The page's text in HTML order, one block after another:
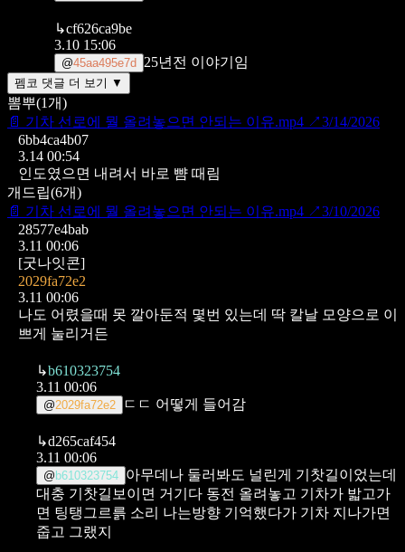
↳cf626ca9be
3.10 15:06
@45aa495e7d 25년전 이야기임
펨코 댓글 더 보기 ▼
뽐뿌(1개)
📄 기차 선로에 뭘 올려놓으면 안되는 이유.mp4 ↗3/14/2026
6bb4ca4b07
3.14 00:54
인도였으면 내려서 바로 뺨 때림
개드립(6개)
📄 기차 선로에 뭘 올려놓으면 안되는 이유.mp4 ↗3/10/2026
28577e4bab
3.11 00:06
[굿나잇콘]
2029fa72e2
3.11 00:06
나도 어렸을때 못 깔아둔적 몇번 있는데 딱 칼날 모양으로 이
쁘게 눌리거든
↳b610323754
3.11 00:06
@2029fa72e2 ㄷㄷ 어떻게 들어감
↳d265caf454
3.11 00:06
@ b610323754 아무데나 둘러봐도 널린게 기찻길이었는데
대충 기찻길보이면 거기다 동전 올려놓고 기차가 밟고가
면 팅탱그르륽 소리 나는방향 기억했다가 기차 지나가면
줍고 그랬지